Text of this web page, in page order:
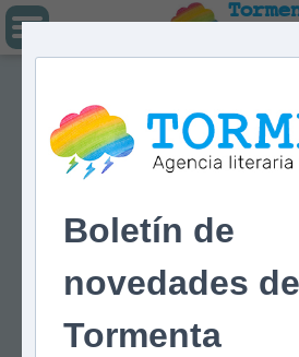
Boletín de
novedades de
Tormenta